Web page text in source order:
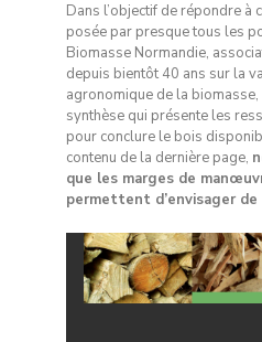
Dans l’objectif de répondre à
posée par presque tous les
Biomasse Normandie,
depuis bientôt 40 ans sur la
agronomique de la
synthèse qui présente les
pour conclure le bois
contenu de la dernière page,
que les marges de
permettent d’envisager de